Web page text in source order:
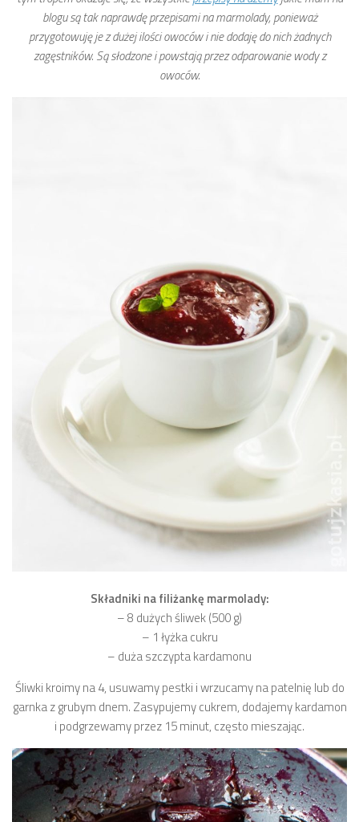
blogu są tak naprawdę przepisami na marmolady, ponieważ
przygotowuję je z dużej ilości owoców i nie dodaję do nich żadnych
zagęstników. Są słodzone i powstają przez odparowanie wody z
owoców.
Składniki na filiżankę marmolady:
– 8 dużych śliwek (500 g)
– 1 łyżka cukru
– duża szczypta kardamonu
Śliwki kroimy na 4, usuwamy pestki i wrzucamy na patelnię lub do
garnka z grubym dnem. Zasypujemy cukrem, dodajemy kardamon
i podgrzewamy przez 15 minut, często mieszając.